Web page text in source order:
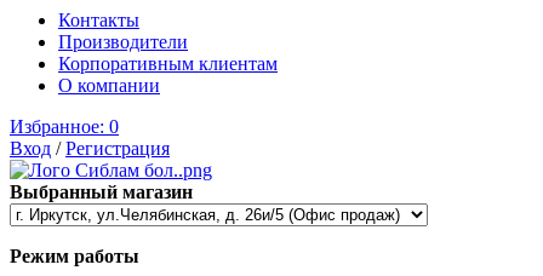
Контакты
Производители
Корпоративным клиентам
О компании
Избранное: 0
Вход /Регистрация
Выбранный магазин
Режим работы